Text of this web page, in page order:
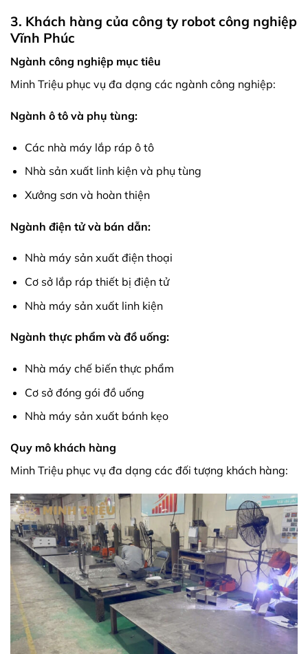
3. Khách hàng của công ty robot công nghiệp
Vĩnh Phúc
Ngành công nghiệp mục tiêu
Minh Triệu phục vụ đa dạng các ngành công nghiệp:
Ngành ô tô và phụ tùng:
Các nhà máy lắp ráp ô tô
Nhà sản xuất linh kiện và phụ tùng
Xưởng sơn và hoàn thiện
Ngành điện tử và bán dẫn:
Nhà máy sản xuất điện thoại
Cơ sở lắp ráp thiết bị điện tử
Nhà máy sản xuất linh kiện
Ngành thực phẩm và đồ uống:
Nhà máy chế biến thực phẩm
Cơ sở đóng gói đồ uống
Nhà máy sản xuất bánh kẹo
Quy mô khách hàng
Minh Triệu phục vụ đa dạng các đối tượng khách hàng: